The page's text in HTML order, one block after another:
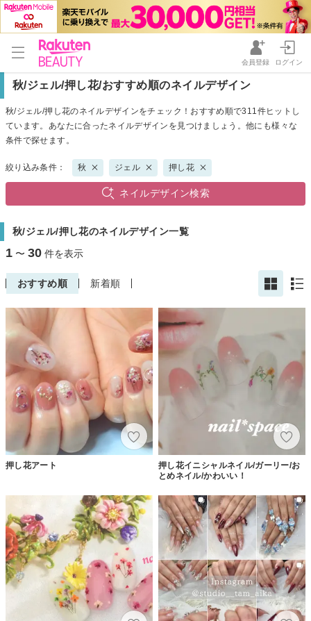
会員登録 ログイン
秋/ジェル/押し花/おすすめ順のネイルデザイン
秋/ジェル/押し花のネイルデザインをチェック！おすすめ順で311件ヒットし
ています。あなたに合ったネイルデザインを見つけましょう。他にも様々な
条件で探せます。
絞り込み条件： 秋 ジェル 押し花
ネイルデザイン検索
秋/ジェル/押し花のネイルデザイン一覧
1 〜 30 件を表示
おすすめ順 新着順
押し花アート
押し花イニシャルネイル/ガーリー/お
とめネイル/かわいい！